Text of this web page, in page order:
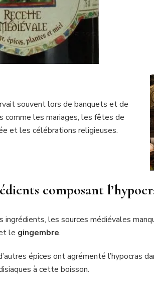
souvent lors de banquets et de
comme les mariages, les fêtes de
et les célébrations religieuses.
composant
ingrédients, les sources médiévales
le gingembre.
épices ont agrémenté l’hypocras
à cette boisson.